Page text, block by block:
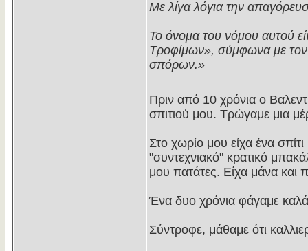
Με λίγα λόγια την
Το όνομα του νόμου αυτού
Τροφίμων», σύμφωνα με τον
σπόρων.»
Πριν από 10 χρόνια ο
σπιτιού μου. Τρώγαμε μια
Στο χωρίο μου είχα ένα
"συντεχνιακό" κρατικό
μου πατάτες. Είχα μάνα και
Ένα δυο χρόνια φάγαμε
Σύντροφε, μάθαμε ότι